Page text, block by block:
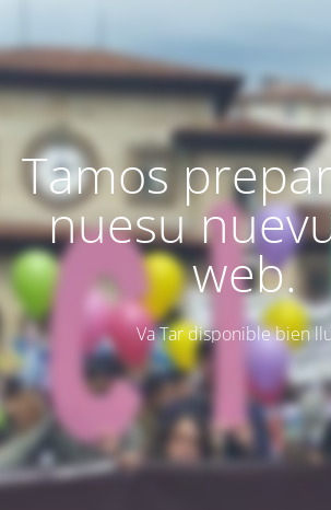
Tamos
nuesu
web.
Va Tar disponible bien